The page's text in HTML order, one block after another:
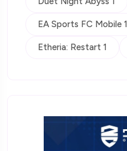
EA Sports FC Mobile 1
Etheria: Restart 1